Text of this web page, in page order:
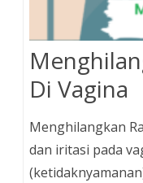
Di Vagina
Menghilangkan
dan iritasi pada